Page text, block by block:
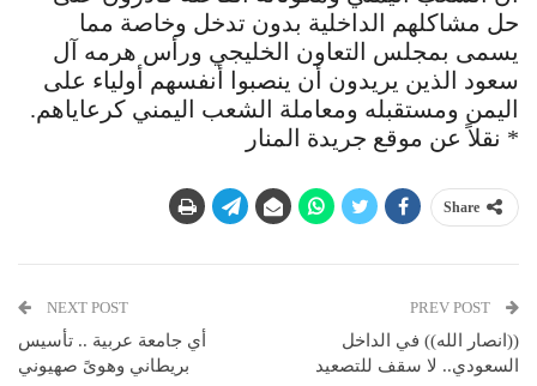
* نقلاً عن موقع جريدة المنار
Share
((انصار الله)) في الداخل
السعودي.. لا سقف للتصعيد
NEXT POST
أي جامعة عربية .. تأسيس
بريطاني وهوىً صهيوني